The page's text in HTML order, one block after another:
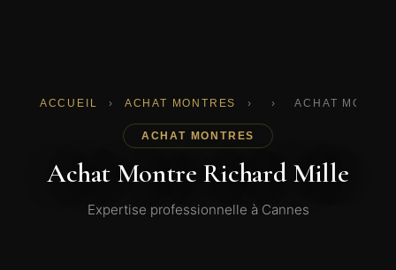
ACCUEIL › ACHAT MONTRES › › ACHAT
ACHAT MONTRES
Achat Montre Richard Mille
Expertise professionnelle à Cannes